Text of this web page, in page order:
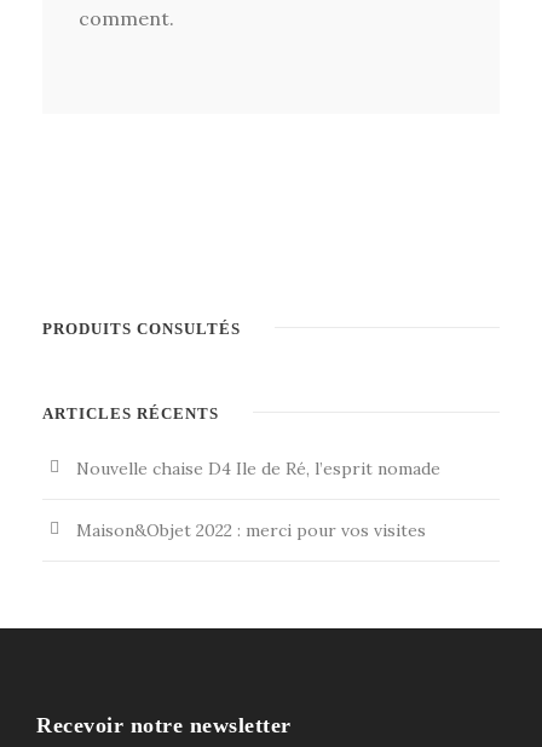
comment.
PRODUITS CONSULTÉS
ARTICLES RÉCENTS
Nouvelle chaise D4 Ile de Ré, l’esprit nomade
Maison&Objet 2022 : merci pour vos visites
Recevoir notre newsletter